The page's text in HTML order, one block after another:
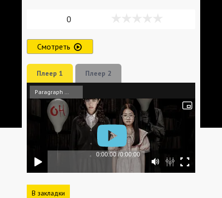
0
Смотреть
Плеер 1 Плеер 2
В закладки